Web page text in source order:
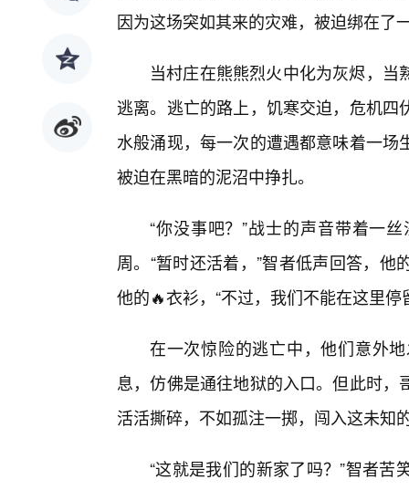
因为这场突如其来的灾难，被迫绑在了
当村庄在熊熊烈火中化为灰烬，
逃离。逃亡的路上，饥寒交迫，危机
水般涌现，每一次的遭遇都意味着一
被迫在黑暗的泥沼中挣扎。
“你没事吧？”战士的声音带着一
周。“暂时还活着，”智者低声回答，
他的🔥衣衫，“不过，我们不能在这里停
在一次惊险的逃亡中，他们意外
息，仿佛是通往地狱的入口。但此时
活活撕碎，不如孤注一掷，闯入这未知
“这就是我们的新家了吗？”智者